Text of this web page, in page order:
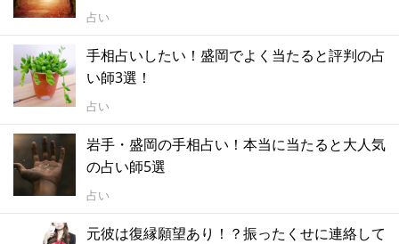
占い
手相占いしたい！盛岡でよく当たると評判の占
い師3選！
占い
岩手・盛岡の手相占い！本当に当たると大人気
の占い師5選
占い
元彼は復縁願望あり！？振ったくせに連絡して